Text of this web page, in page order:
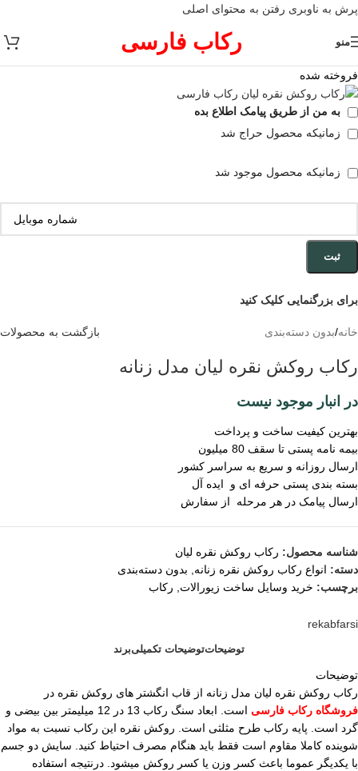
پرش به ناوبری رفتن به محتوای اصلی
منو رکاب فارسی
فروخته شده
به من از طریق پیامک اطلاع بده
زمانیکه محصول حراج شد
زمانیکه محصول موجود شد
ثبت
برای بزرگنمایی کلیک کنید
خانه/بدون دسته‌بندی بازگشت به محصولات
رکاب روکش نقره لیان مدل زنانه
در انبار موجود نیست
بهترین کیفیت ساخت و پرداخت
بیمه نامه پستی تا سقف 80 میلیون
ارسال روزانه و سریع به سراسر کشور
بسته بندی پستی حرفه ای و ایده آل
ارسال پیامک در هر مرحله از سفارش
شناسه محصول: رکاب روکش نقره لیان
دسته: انواع رکاب روکش نقره زنانه, بدون دسته‌بندی
برچسب: خرید وسایل ساخت زیورالات, رکاب
rekabfarsi
توضیحاتتوضیحات تکمیلیبرند
توضیحات
رکاب روکش نقره لیان مدل زنانه از قاب انگشتر های روکش نقره در
فروشگاه رکاب فارسی
است. ابعاد سنگ رکاب 13 در 12 میلیمتر بین بیضی و
گرد است. پایه رکاب طرح مثلثی است. روکش نقره این رکاب نسبت به مواد
شوینده کاملا مقاوم است فقط باید هنگام مصرف احتیاط کنید. سایش دو جسم
با یکدیگر عموما باعث کسر وزن یا کسر روکش میشود. درنتیجه استفاده